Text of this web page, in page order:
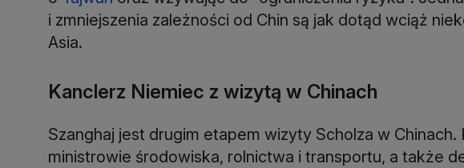
i zmniejszenia zależności od Chin są jak dotąd wciąż
Asia.
Kanclerz Niemiec z wizytą w Chinach
Szanghaj jest drugim etapem wizyty Scholza w
ministrowie środowiska, rolnictwa i transportu, a także